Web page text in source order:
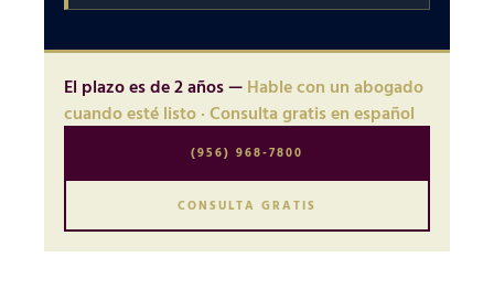
El plazo es de 2 años — Hable con un abogado
cuando esté listo · Consulta gratis en español
(956) 968-7800
CONSULTA GRATIS